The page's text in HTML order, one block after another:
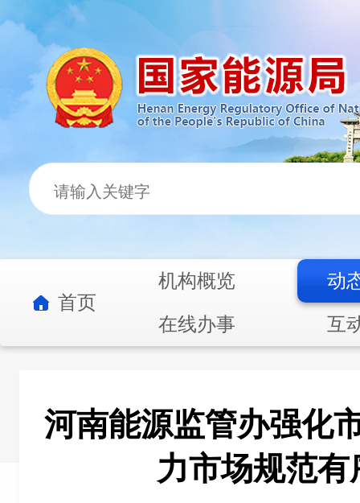
首页
机构概览
动
在线办事
互
河南能源监管办强化
力市场规范有